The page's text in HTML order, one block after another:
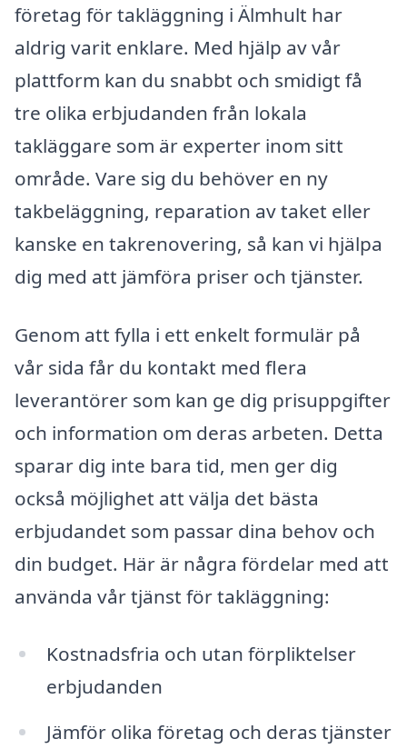
företag för takläggning i Älmhult har
aldrig varit enklare. Med hjälp av vår
plattform kan du snabbt och smidigt få
tre olika erbjudanden från lokala
takläggare som är experter inom sitt
område. Vare sig du behöver en ny
takbeläggning, reparation av taket eller
kanske en takrenovering, så kan vi hjälpa
dig med att jämföra priser och tjänster.
Genom att fylla i ett enkelt formulär på
vår sida får du kontakt med flera
leverantörer som kan ge dig prisuppgifter
och information om deras arbeten. Detta
sparar dig inte bara tid, men ger dig
också möjlighet att välja det bästa
erbjudandet som passar dina behov och
din budget. Här är några fördelar med att
använda vår tjänst för takläggning:
Kostnadsfria och utan förpliktelser
erbjudanden
Jämför olika företag och deras tjänster